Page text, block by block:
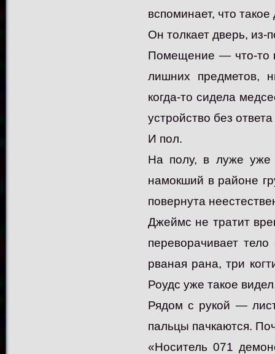
вспоминает, что такое
Он толкает дверь, из-
Помещение — что-то
лишних предметов,
когда-то сидела
устройство без
И пол.
На полу, в луже уже
намокший в районе
повернута
Джеймс не тратит
переворачивает
рваная рана, три
Роудс уже такое
Рядом с рукой —
пальцы пачкаются.
«Носитель 071